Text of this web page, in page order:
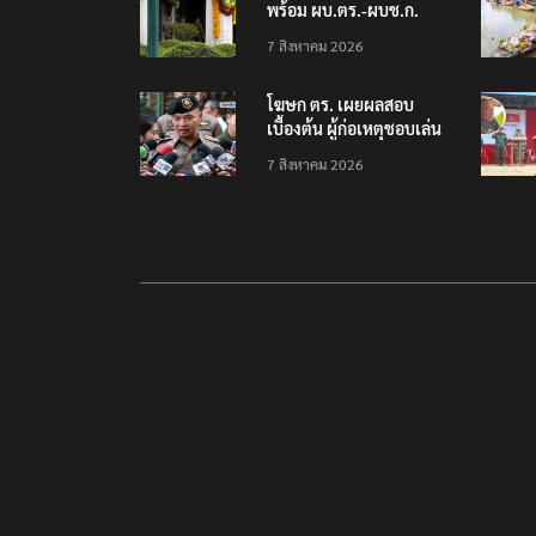
พร้อม ผบ.ตร.-ผบช.ก.
ปืนเถื่อน
7 สิงหาคม 2026
โฆษก ตร. เผยผลสอบ
เบื้องต้น ผู้ก่อเหตุชอบเล่น
เหตุรุนแรงก่อนลงมือ
7 สิงหาคม 2026